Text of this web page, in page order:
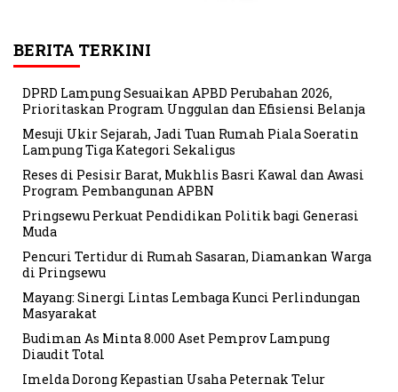
BERITA TERKINI
DPRD Lampung Sesuaikan APBD Perubahan 2026,
Prioritaskan Program Unggulan dan Efisiensi Belanja
Mesuji Ukir Sejarah, Jadi Tuan Rumah Piala Soeratin
Lampung Tiga Kategori Sekaligus
Reses di Pesisir Barat, Mukhlis Basri Kawal dan Awasi
Program Pembangunan APBN
Pringsewu Perkuat Pendidikan Politik bagi Generasi
Muda
Pencuri Tertidur di Rumah Sasaran, Diamankan Warga
di Pringsewu
Mayang: Sinergi Lintas Lembaga Kunci Perlindungan
Masyarakat
Budiman As Minta 8.000 Aset Pemprov Lampung
Diaudit Total
Imelda Dorong Kepastian Usaha Peternak Telur